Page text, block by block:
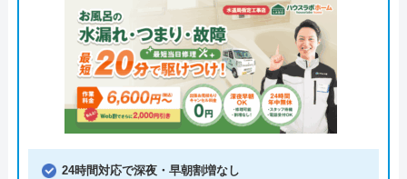
24時間対応で深夜・早朝割増なし